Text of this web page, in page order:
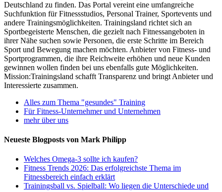
Deutschland zu finden. Das Portal vereint eine umfangreiche
Suchfunktion für Fitnessstudios, Personal Trainer, Sportevents und
andere Trainingsmöglichkeiten. Trainingsland richtet sich an
Sportbegeisterte Menschen, die gezielt nach Fitnessangeboten in
ihrer Nähe suchen sowie Personen, die erste Schritte im Bereich
Sport und Bewegung machen möchten. Anbieter von Fitness- und
Sportprogrammen, die ihre Reichweite erhöhen und neue Kunden
gewinnen wollen finden bei uns ebenfalls gute Möglichkeiten.
Mission:Trainingsland schafft Transparenz und bringt Anbieter und
Interessierte zusammen.
Alles zum Thema "gesundes" Training
Für Fitness-Unternehmer und Unternehmen
mehr über uns
Neueste Blogposts von Mark Philipp
Welches Omega-3 sollte ich kaufen?
Fitness Trends 2026: Das erfolgreichste Thema im
Fitnessbereich einfach erklärt
Trainingsball vs. Spielball: Wo liegen die Unterschiede und